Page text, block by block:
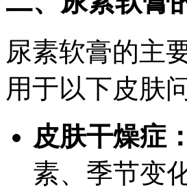
尿素软膏的主
用于以下皮肤
皮肤干燥症：
素、季节变